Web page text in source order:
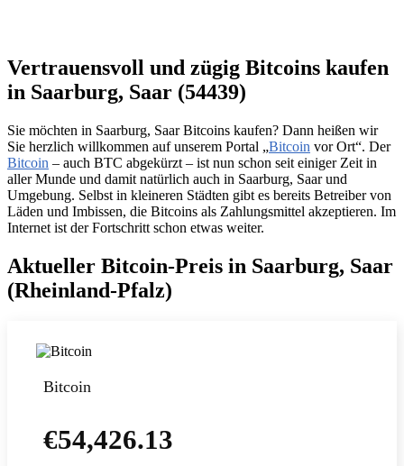
Vertrauensvoll und zügig Bitcoins kaufen
in Saarburg, Saar (54439)
Sie möchten in Saarburg, Saar Bitcoins kaufen? Dann heißen wir
Sie herzlich willkommen auf unserem Portal „Bitcoin vor Ort“. Der
Bitcoin – auch BTC abgekürzt – ist nun schon seit einiger Zeit in
aller Munde und damit natürlich auch in Saarburg, Saar und
Umgebung. Selbst in kleineren Städten gibt es bereits Betreiber von
Läden und Imbissen, die Bitcoins als Zahlungsmittel akzeptieren. Im
Internet ist der Fortschritt schon etwas weiter.
Aktueller Bitcoin-Preis in Saarburg, Saar
(Rheinland-Pfalz)
Bitcoin
€54,426.13